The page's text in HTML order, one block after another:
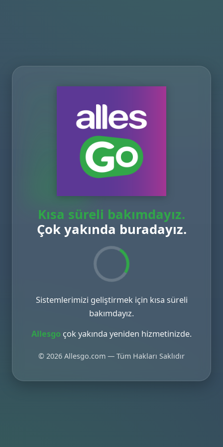
Kısa süreli bakımdayız.
Çok yakında buradayız.
Sistemlerimizi geliştirmek için kısa süreli
bakımdayız.
Allesgo çok yakında yeniden hizmetinizde.
© 2026 Allesgo.com — Tüm Hakları Saklıdır